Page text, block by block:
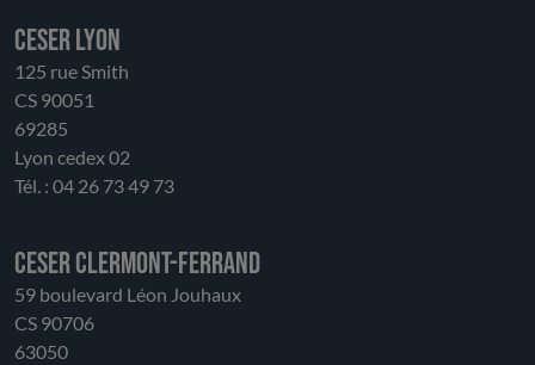
CESER LYON
125 rue Smith
CS 90051
69285
Lyon cedex 02
Tél. : 04 26 73 49 73
CESER Clermont-Ferrand
59 boulevard Léon Jouhaux
CS 90706
63050